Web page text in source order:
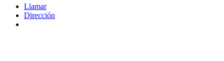
Llamar
Dirección